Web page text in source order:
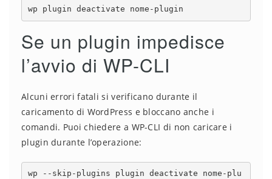
wp plugin deactivate nome-plugin
Se un plugin impedisce
l’avvio di WP-CLI
Alcuni errori fatali si verificano durante il
caricamento di WordPress e bloccano anche i
comandi. Puoi chiedere a WP-CLI di non caricare i
plugin durante l’operazione:
wp --skip-plugins plugin deactivate nome-plu